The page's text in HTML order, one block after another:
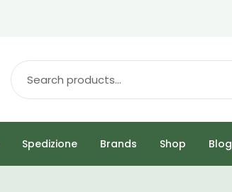
Spedizione Brands Shop Blog